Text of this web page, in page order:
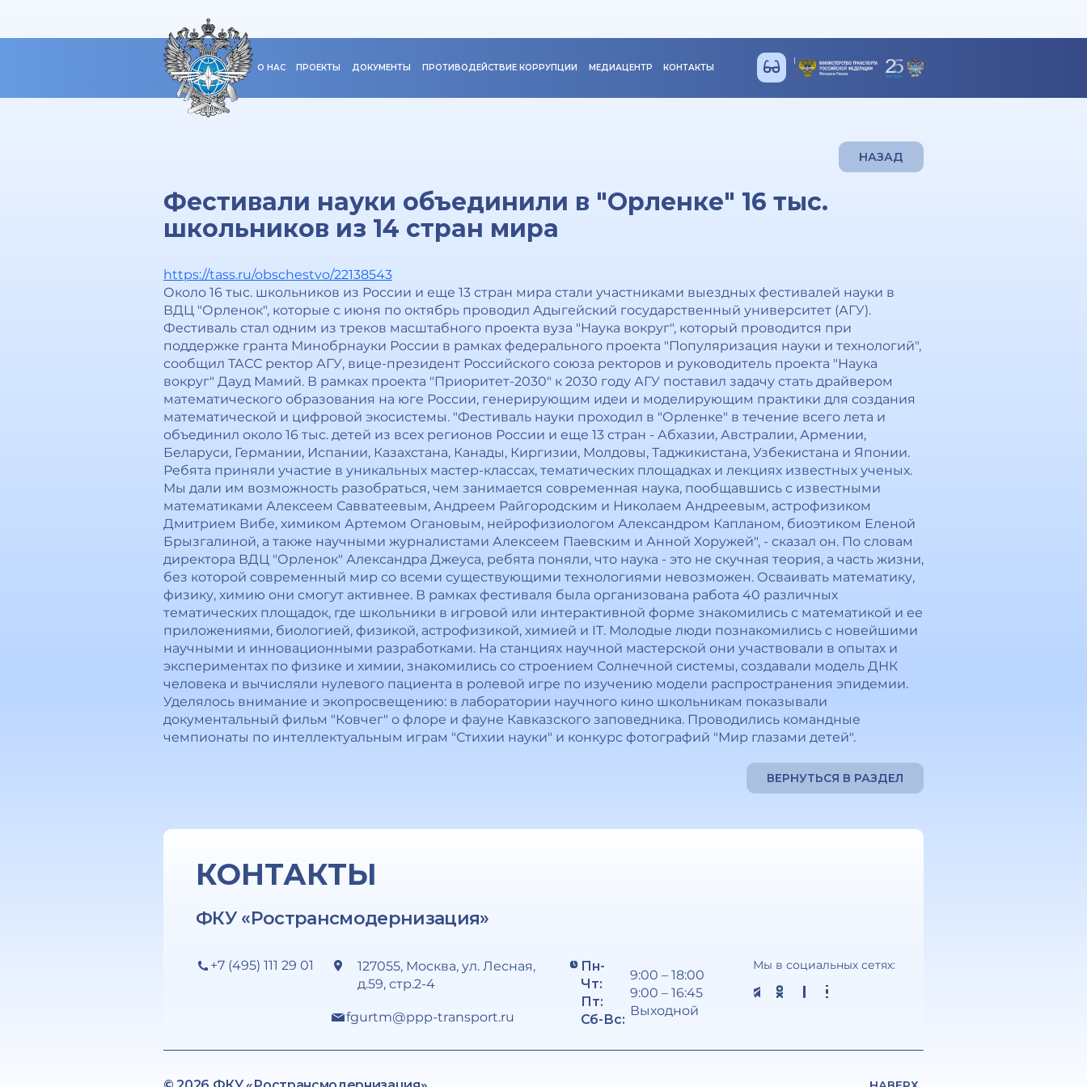
О НАС ПРОЕКТЫ ДОКУМЕНТЫ ПРОТИВОДЕЙСТВИЕ КОРРУПЦИИ МЕДИАЦЕНТР КОНТАКТЫ
НАЗАД
Фестивали науки объединили в "Орленке" 16 тыс.
школьников из 14 стран мира
https://tass.ru/obschestvo/22138543
Около 16 тыс. школьников из России и еще 13 стран мира стали участниками выездных фестивалей науки в
ВДЦ "Орленок", которые с июня по октябрь проводил Адыгейский государственный университет (АГУ).
Фестиваль стал одним из треков масштабного проекта вуза "Наука вокруг", который проводится при
поддержке гранта Минобрнауки России в рамках федерального проекта "Популяризация науки и технологий",
сообщил ТАСС ректор АГУ, вице-президент Российского союза ректоров и руководитель проекта "Наука
вокруг" Дауд Мамий. В рамках проекта "Приоритет-2030" к 2030 году АГУ поставил задачу стать драйвером
математического образования на юге России, генерирующим идеи и моделирующим практики для создания
математической и цифровой экосистемы. "Фестиваль науки проходил в "Орленке" в течение всего лета и
объединил около 16 тыс. детей из всех регионов России и еще 13 стран - Абхазии, Австралии, Армении,
Беларуси, Германии, Испании, Казахстана, Канады, Киргизии, Молдовы, Таджикистана, Узбекистана и Японии.
Ребята приняли участие в уникальных мастер-классах, тематических площадках и лекциях известных ученых.
Мы дали им возможность разобраться, чем занимается современная наука, пообщавшись с известными
математиками Алексеем Савватеевым, Андреем Райгородским и Николаем Андреевым, астрофизиком
Дмитрием Вибе, химиком Артемом Огановым, нейрофизиологом Александром Капланом, биоэтиком Еленой
Брызгалиной, а также научными журналистами Алексеем Паевским и Анной Хоружей", - сказал он. По словам
директора ВДЦ "Орленок" Александра Джеуса, ребята поняли, что наука - это не скучная теория, а часть жизни,
без которой современный мир со всеми существующими технологиями невозможен. Осваивать математику,
физику, химию они смогут активнее. В рамках фестиваля была организована работа 40 различных
тематических площадок, где школьники в игровой или интерактивной форме знакомились с математикой и ее
приложениями, биологией, физикой, астрофизикой, химией и IT. Молодые люди познакомились с новейшими
научными и инновационными разработками. На станциях научной мастерской они участвовали в опытах и
экспериментах по физике и химии, знакомились со строением Солнечной системы, создавали модель ДНК
человека и вычисляли нулевого пациента в ролевой игре по изучению модели распространения эпидемии.
Уделялось внимание и экопросвещению: в лаборатории научного кино школьникам показывали
документальный фильм "Ковчег" о флоре и фауне Кавказского заповедника. Проводились командные
чемпионаты по интеллектуальным играм "Стихии науки" и конкурс фотографий "Мир глазами детей".
ВЕРНУТЬСЯ В РАЗДЕЛ
КОНТАКТЫ
ФКУ «Ространсмодернизация»
+7 (495) 111 29 01
127055, Москва, ул. Лесная,
д.59, стр.2-4
fgurtm@ppp-transport.ru
Пн-
Чт:
Пт:
Сб-Вс:
9:00 – 18:00
9:00 – 16:45
Выходной
Мы в социальных сетях: